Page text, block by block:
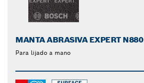
MANTA ABRASIVA EXPERT N880
Para lijado a mano